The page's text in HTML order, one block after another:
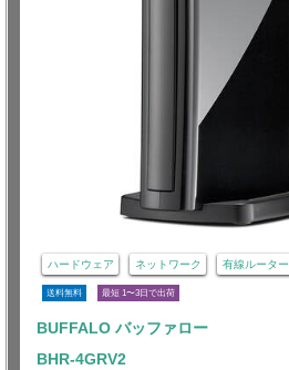
ハードウェア ネットワーク 有線ルーター
送料無料 最短 1〜3日で出荷
BUFFALO バッファロー
BHR-4GRV2